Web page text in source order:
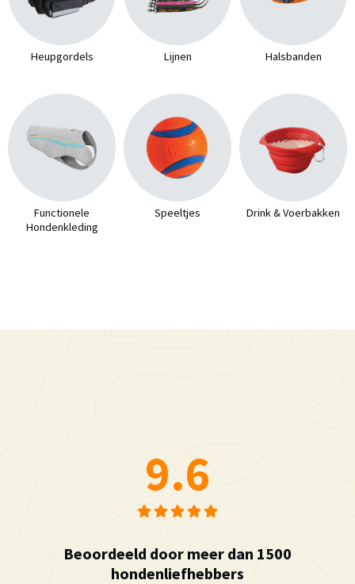
Heupgordels Lijnen Halsbanden
Functionele
Hondenkleding
Speeltjes Drink & Voerbakken
9.6
Beoordeeld door meer dan 1500
hondenliefhebbers